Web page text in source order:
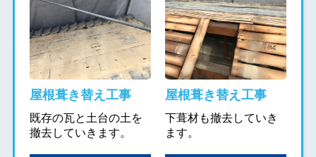
屋根葺き替え工事
既存の瓦と土台の土を
撤去していきます。
屋根葺き替え工事
下葺材も撤去していき
ます。